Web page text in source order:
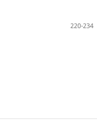
220-234